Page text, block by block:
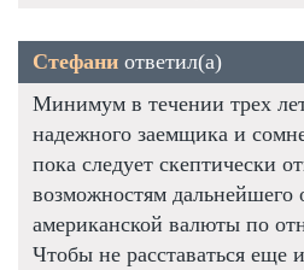
Стефани ответил(а)
Минимум в течении трех
надежного заемщика и
пока следует скептически
возможностям дальнейшего
американской валюты по
Чтобы не расставаться еще